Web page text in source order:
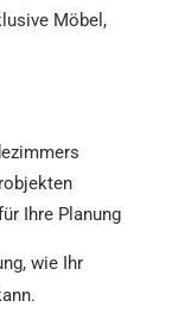
Möbel,
Ihre Planung
wie Ihr